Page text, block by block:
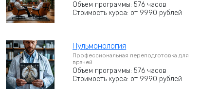
Объем программы: 576 часов
Стоимость курса: от 9990 рублей
Пульмонология
Профессиональная переподготовка для
врачей
Объем программы: 576 часов
Стоимость курса: от 9990 рублей